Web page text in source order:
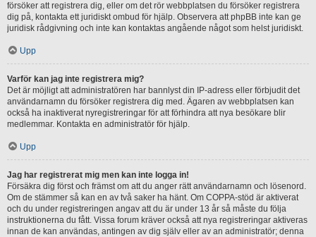
försöker att registrera dig, eller om det rör webbplatsen du försöker registrera
dig på, kontakta ett juridiskt ombud för hjälp. Observera att phpBB inte kan ge
juridisk rådgivning och inte kan kontaktas angående något som helst juridiskt.
Upp
Varför kan jag inte registrera mig?
Det är möjligt att administratören har bannlyst din IP-adress eller förbjudit det
användarnamn du försöker registrera dig med. Ägaren av webbplatsen kan
också ha inaktiverat nyregistreringar för att förhindra att nya besökare blir
medlemmar. Kontakta en administratör för hjälp.
Upp
Jag har registrerat mig men kan inte logga in!
Försäkra dig först och främst om att du anger rätt användarnamn och lösenord.
Om de stämmer så kan en av två saker ha hänt. Om COPPA-stöd är aktiverat
och du under registreringen angav att du är under 13 år så måste du följa
instruktionerna du fått. Vissa forum kräver också att nya registreringar aktiveras
innan de kan användas, antingen av dig själv eller av an administratör; denna